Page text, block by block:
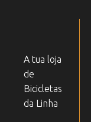
A tua loja
de
Bicicletas
da Linha